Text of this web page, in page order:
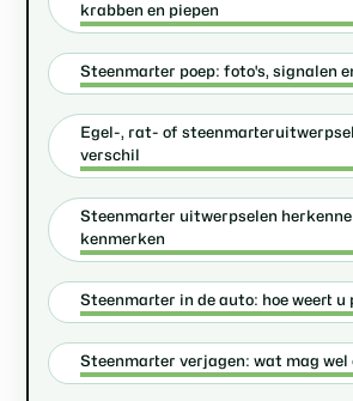
krabben en piepen
Steenmarter poep: foto's, signalen
Egel-, rat- of
verschil
Steenmarter uitwerpselen
kenmerken
Steenmarter in de auto: hoe weert u
Steenmarter verjagen: wat mag wel